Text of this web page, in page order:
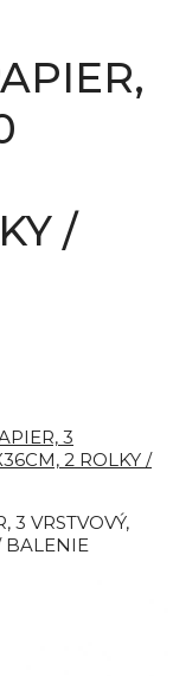
/
3
2 ROLKY /
3 VRSTVOVÝ,
BALENIE